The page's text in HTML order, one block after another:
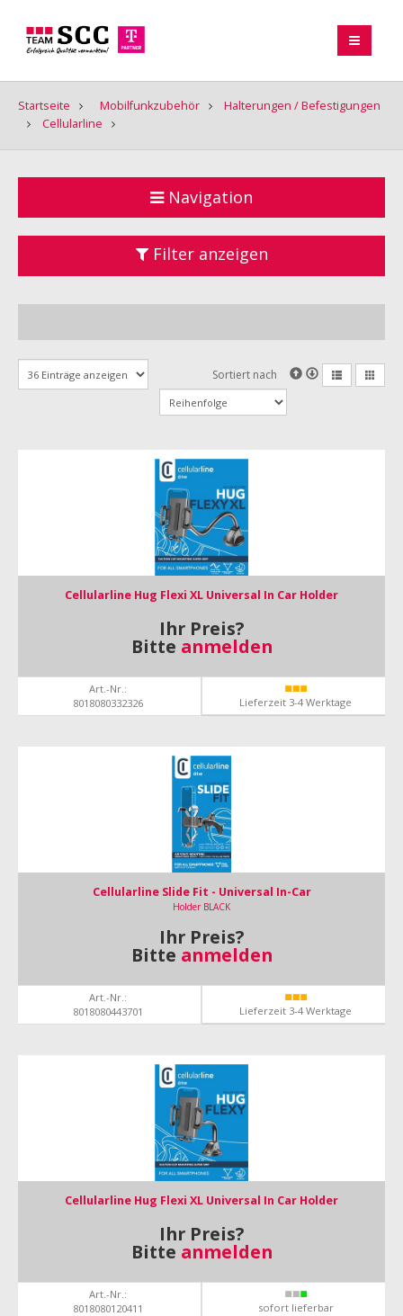
Startseite Mobilfunkzubehör
Halterungen / Befestigungen
Cellularline
Navigation
Filter anzeigen
Sortiert nach
Cellularline Hug Flexi XL Universal In Car Holder
Ihr Preis?
Bitte anmelden
Art.-Nr.:
8018080332326
Lieferzeit 3-4 Werktage
Cellularline Slide Fit - Universal In-Car
Holder BLACK
Ihr Preis?
Bitte anmelden
Art.-Nr.:
8018080443701
Lieferzeit 3-4 Werktage
Cellularline Hug Flexi XL Universal In Car Holder
Ihr Preis?
Bitte anmelden
Art.-Nr.:
8018080120411
sofort lieferbar